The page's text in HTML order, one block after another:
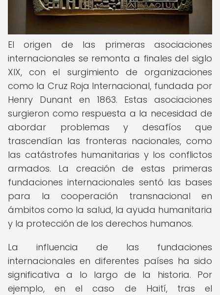
El origen de las primeras asociaciones
internacionales se remonta a finales del siglo
XIX, con el surgimiento de organizaciones
como la Cruz Roja Internacional, fundada por
Henry Dunant en 1863. Estas asociaciones
surgieron como respuesta a la necesidad de
abordar problemas y desafíos que
trascendían las fronteras nacionales, como
las catástrofes humanitarias y los conflictos
armados. La creación de estas primeras
fundaciones internacionales sentó las bases
para la cooperación transnacional en
ámbitos como la salud, la ayuda humanitaria
y la protección de los derechos humanos.
La influencia de las fundaciones
internacionales en diferentes países ha sido
significativa a lo largo de la historia. Por
ejemplo, en el caso de Haití, tras el